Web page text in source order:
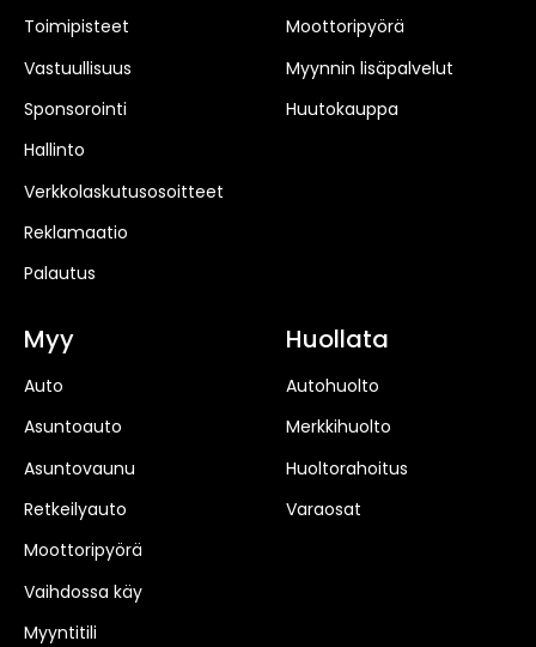
Toimipisteet
Vastuullisuus
Sponsorointi
Hallinto
Verkkolaskutusosoitteet
Reklamaatio
Palautus
Moottoripyörä
Myynnin lisäpalvelut
Huutokauppa
Myy
Auto
Asuntoauto
Asuntovaunu
Retkeilyauto
Moottoripyörä
Vaihdossa käy
Myyntitili
Huollata
Autohuolto
Merkkihuolto
Huoltorahoitus
Varaosat